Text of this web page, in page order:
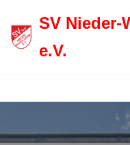
Zum
SV Nieder-
e.V.